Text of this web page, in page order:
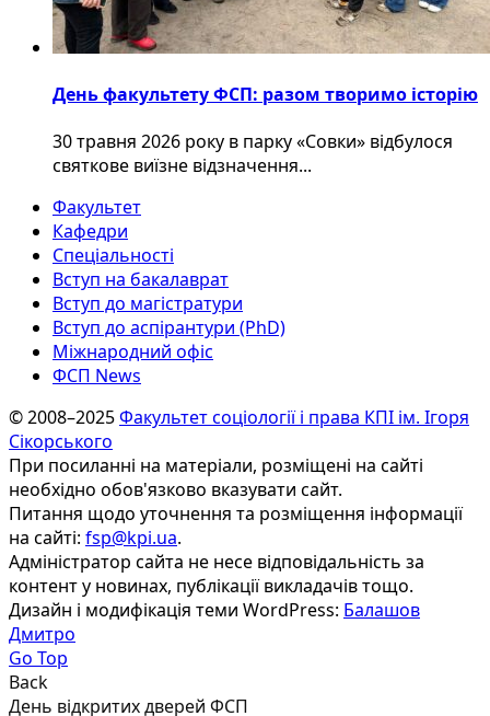
День факультету ФСП: разом творимо історію
30 травня 2026 року в парку «Совки» відбулося
святкове виїзне відзначення...
Факультет
Кафедри
Спеціальності
Вступ на бакалаврат
Вступ до магістратури
Вступ до аспірантури (PhD)
Міжнародний офіс
ФСП News
© 2008–2025Факультет соціології і права КПІ ім. Ігоря
Сікорського
При посиланні на матеріали, розміщені на сайті
необхідно обов'язково вказувати сайт.
Питання щодо уточнення та розміщення інформації
на сайті: fsp@kpi.ua.
Адміністратор сайта не несе відповідальність за
контент у новинах, публікації викладачів тощо.
Дизайн і модифікація теми WordPress: Балашов
Дмитро
Go Top
Back
День відкритих дверей ФСП